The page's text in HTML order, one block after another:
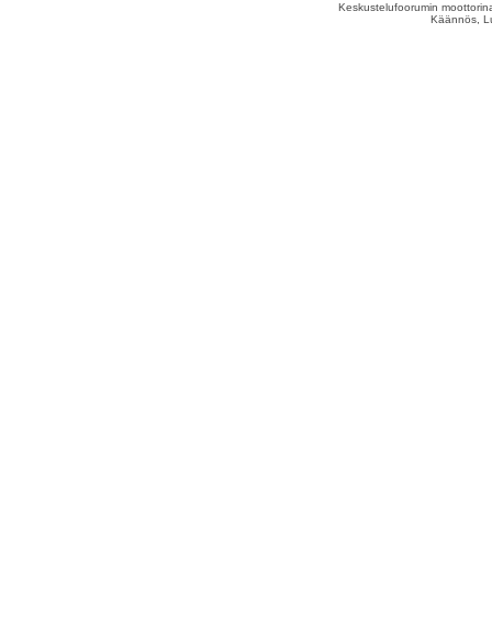
Keskustelufoorumin
Käännös,